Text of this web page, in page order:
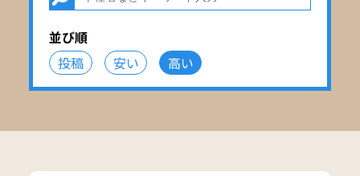
並び順
投稿
安い 高い